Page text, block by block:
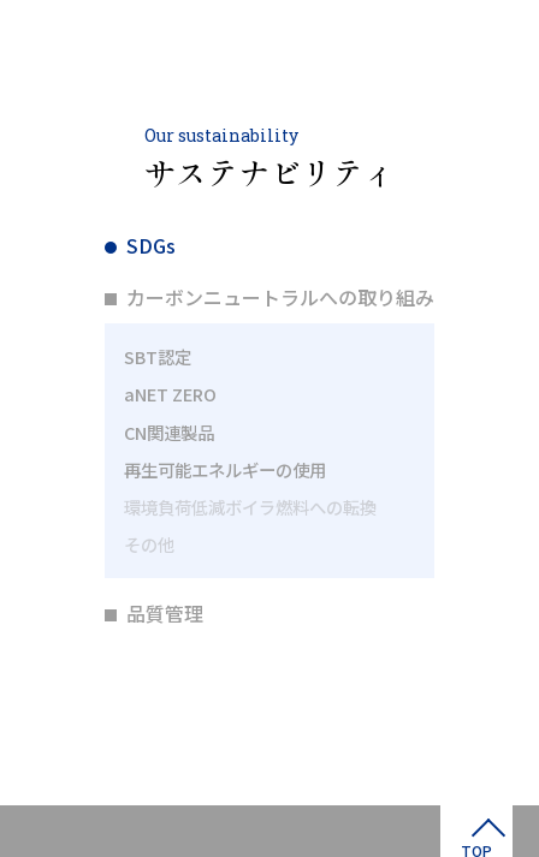
Our sustainability
サステナビリティ
SDGs
カーボンニュートラルへの取り組み
SBT認定
aNET ZERO
CN関連製品
再生可能エネルギーの使用
環境負荷低減ボイラ燃料への転換
その他
品質管理
TOP